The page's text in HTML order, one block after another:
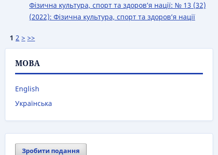
Фізична культура, спорт та здоров’я нації: № 13 (32)
(2022): Фізична культура, спорт та здоров’я нації
1 2 > >>
МОВА
English
Українська
Зробити подання